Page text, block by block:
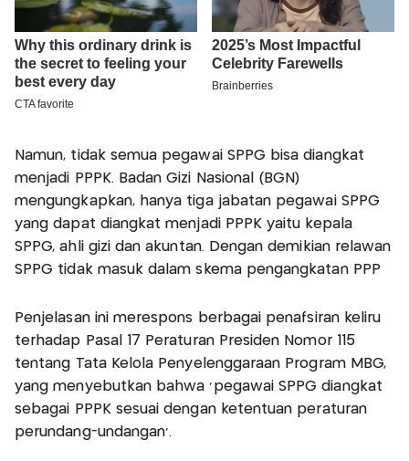
Namun, tidak semua pegawai SPPG bisa diangkat
menjadi PPPK. Badan Gizi Nasional (BGN)
mengungkapkan, hanya tiga jabatan pegawai SPPG
yang dapat diangkat menjadi PPPK yaitu kepala
SPPG, ahli gizi dan akuntan. Dengan demikian relawan
SPPG tidak masuk dalam skema pengangkatan PPP
Penjelasan ini merespons berbagai penafsiran keliru
terhadap Pasal 17 Peraturan Presiden Nomor 115
tentang Tata Kelola Penyelenggaraan Program MBG,
yang menyebutkan bahwa 'pegawai SPPG diangkat
sebagai PPPK sesuai dengan ketentuan peraturan
perundang-undangan'.